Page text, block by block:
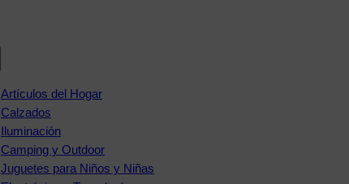
Artículos del Hogar
Calzados
Iluminación
Camping y Outdoor
Juguetes para Niños y Niñas